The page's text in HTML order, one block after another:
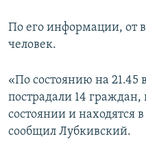
По его информации, от
человек.
«По состоянию на 21.45
пострадали 14
состоянии и находятся
сообщил Лубкивский.